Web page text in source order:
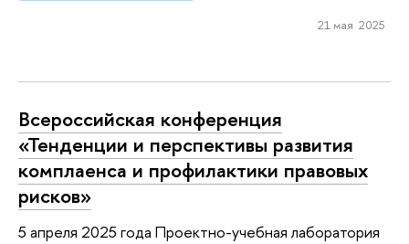
21 мая 2025
Всероссийская конференция
«Тенденции и перспективы развития
комплаенса и профилактики правовых
рисков»
5 апреля 2025 года Проектно-учебная лаборатория